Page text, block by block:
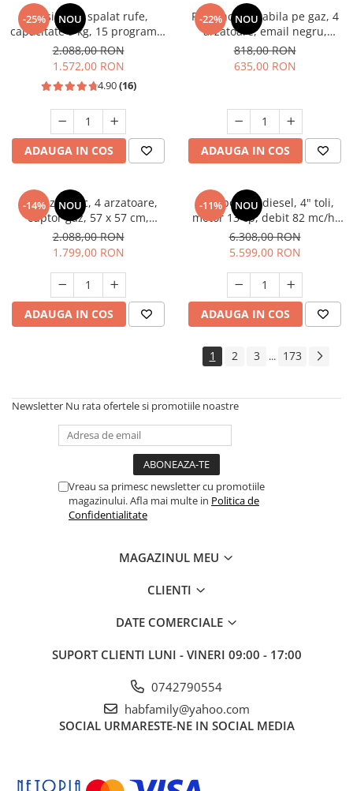
-25% NOU
Masina de spalat rufe,
capacitate 9 kg, 15 programe,
1400 Rpm, clasa A, Slim,
motor Inverter, Samus WSLI-
9144
2.088,00 RON
1.572,00 RON
4.90(16)
ADAUGA IN COS
-22% NOU
Plita incorporabila pe gaz, 4
arzatoare, email negru,
gratare din fonta, aprindere
electrica, Samus
818,00 RON
635,00 RON
ADAUGA IN COS
-14% NOU
Aragaz rustic, 4 arzatoare,
cuptor gaz, 57 x 57 cm,
rotisor, grill, ventilatie,
aprindere electrica, gratare
fonta, negru + plita inox,
Studio Casa Marco
2.088,00 RON
1.799,00 RON
ADAUGA IN COS
-11% NOU
Motopompa diesel, 4" toli,
motor 13 cp, debit 82 mc/h,
pornire electrica, refulare
60m, aspiratie 8m, Visoli
6.308,00 RON
5.599,00 RON
ADAUGA IN COS
1 2 3 ... 173
Newsletter Nu rata ofertele si promotiile noastre
Vreau sa primesc newsletter cu promotiile
magazinului. Afla mai multe in Politica de
Confidentialitate
MAGAZINUL MEU
CLIENTI
DATE COMERCIALE
SUPORT CLIENTI LUNI - VINERI 09:00 - 17:00
0742790554
habfamily@yahoo.com
SOCIAL URMARESTE-NE IN SOCIAL MEDIA